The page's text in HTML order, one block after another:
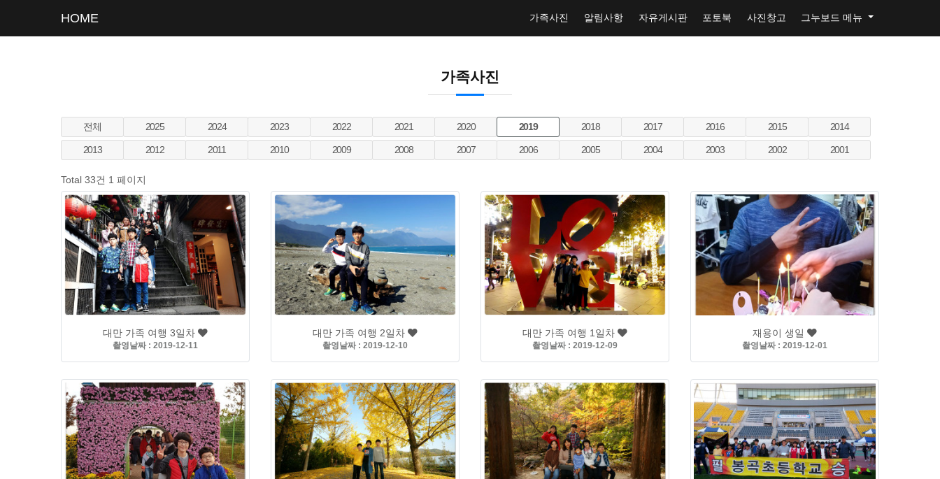
HOME 가족사진 알림사항 자유게시판 포토북 사진창고 그누보드 메뉴
가족사진
전체 2025 2024 2023 2022 2021 2020 2019 2018 2017 2016 2015 2014
2013 2012 2011 2010 2009 2008 2007 2006 2005 2004 2003 2002 2001
Total 33건 1 페이지
대만 가족 여행 3일차
촬영날짜 : 2019-12-11
대만 가족 여행 2일차
촬영날짜 : 2019-12-10
대만 가족 여행 1일차
촬영날짜 : 2019-12-09
재용이 생일
촬영날짜 : 2019-12-01